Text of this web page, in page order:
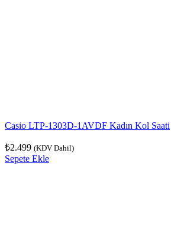
Casio LTP-1303D-1AVDF Kadın Kol Saati
₺2.499 (KDV Dahil)
Sepete Ekle